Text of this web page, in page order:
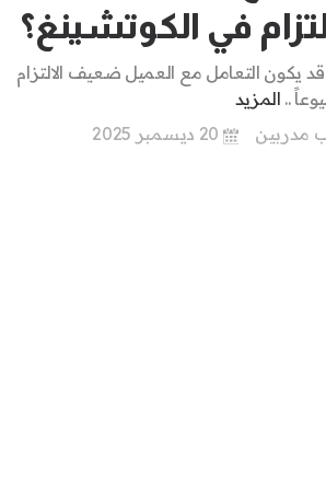
في الكوتشينغ؟
يكون التعامل مع العميل ضعيف الالتزام
.. المزيد
مدربين